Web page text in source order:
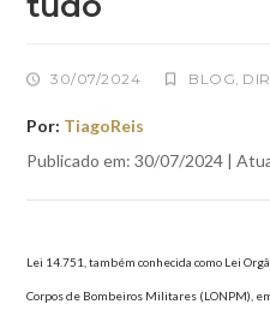
30/07/2024 BLOG,
Por: TiagoReis
Publicado em: 30/07/2024 |
Lei 14.751, também conhecida como Lei
Corpos de Bombeiros Militares (LONPM),